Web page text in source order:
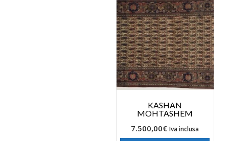
KASHAN
MOHTASHEM
7.500,00€ Iva inclusa